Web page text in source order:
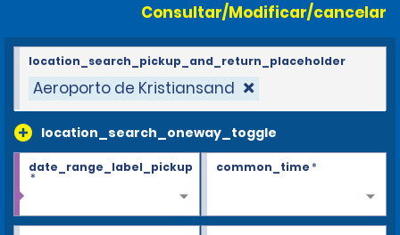
Consultar/Modificar/cancelar
Aeroporto de Kristiansand
location_search_oneway_toggle
location_search_pickup_and_return_placeholder
date_range_label_pickup
*
common_time*